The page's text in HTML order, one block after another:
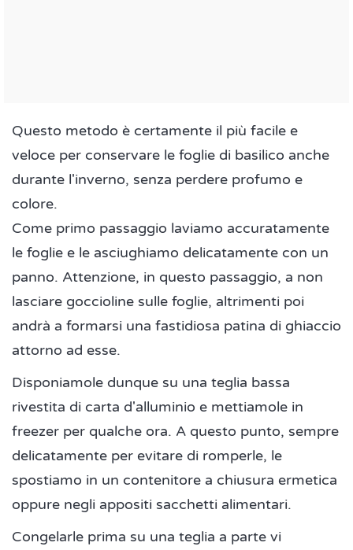
Questo metodo è certamente il più facile e
veloce per conservare le foglie di basilico anche
durante l'inverno, senza perdere profumo e
colore.
Come primo passaggio laviamo accuratamente
le foglie e le asciughiamo delicatamente con un
panno. Attenzione, in questo passaggio, a non
lasciare goccioline sulle foglie, altrimenti poi
andrà a formarsi una fastidiosa patina di ghiaccio
attorno ad esse.
Disponiamole dunque su una teglia bassa
rivestita di carta d'alluminio e mettiamole in
freezer per qualche ora. A questo punto, sempre
delicatamente per evitare di romperle, le
spostiamo in un contenitore a chiusura ermetica
oppure negli appositi sacchetti alimentari.
Congelarle prima su una teglia a parte vi